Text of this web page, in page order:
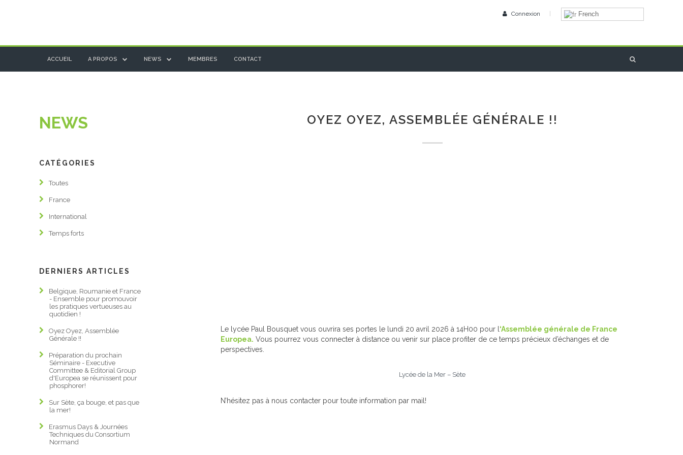
Connexion French
ACCUEIL A PROPOS NEWS MEMBRES CONTACT
NEWS
CATÉGORIES
Toutes
France
International
Temps forts
DERNIERS ARTICLES
Belgique, Roumanie et France
- Ensemble pour promouvoir
les pratiques vertueuses au
quotidien !
Oyez Oyez, Assemblée
Générale !!
Préparation du prochain
Séminaire - Executive
Committee & Editorial Group
d'Europea se réunissent pour
phosphorer!
Sur Sète, ça bouge, et pas que
la mer!
Erasmus Days & Journées
Techniques du Consortium
Normand
OYEZ OYEZ, ASSEMBLÉE GÉNÉRALE !!
Le lycée Paul Bousquet vous ouvrira ses portes le lundi 20 avril 2026 à 14H00 pour l ‘Assemblée générale de France
Europea. Vous pourrez vous connecter à distance ou venir sur place profiter de ce temps précieux d’échanges et de
perspectives.
Lycée de la Mer – Sète
N’hésitez pas à nous contacter pour toute information par mail!